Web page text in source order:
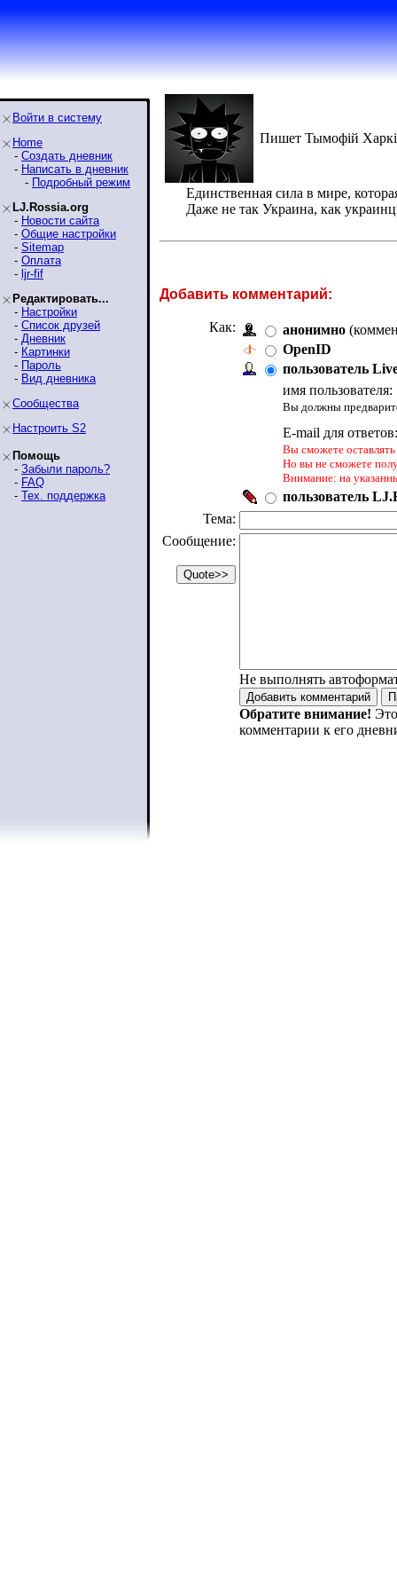
Войти в систему
Home
- Создать дневник
- Написать в дневник
- Подробный режим
LJ.Rossia.org
- Новости сайта
- Общие настройки
- Sitemap
- Оплата
- ljr-fif
Редактировать...
- Настройки
- Список друзей
- Дневник
- Картинки
- Пароль
- Вид дневника
Сообщества
Настроить S2
Помощь
- Забыли пароль?
- FAQ
- Тех. поддержка
Пишет Тымофій
Единственная сила в мире,
Даже не так Украина, как
Добавить комментарий:
Как: анонимно
OpenID
пользователь
имя пользователя:
Вы должны
E-mail для
Вы сможете
Но вы не сможете
Внимание: на
пользователь
Тема:
Сообщение:
Не выполнять
Обратите внимание!
комментарии к его